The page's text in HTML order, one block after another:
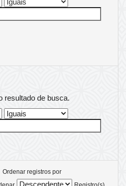
resultado de busca.
Ordenar registros por